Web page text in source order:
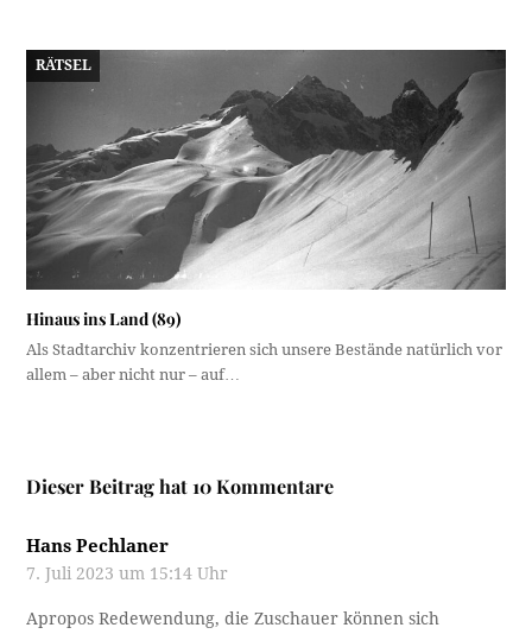
RÄTSEL
Hinaus ins Land (89)
Als Stadtarchiv konzentrieren sich unsere Bestände natürlich vor
allem – aber nicht nur – auf…
Dieser Beitrag hat 10 Kommentare
Hans Pechlaner
7. Juli 2023 um 15:14 Uhr
Apropos Redewendung, die Zuschauer können sich